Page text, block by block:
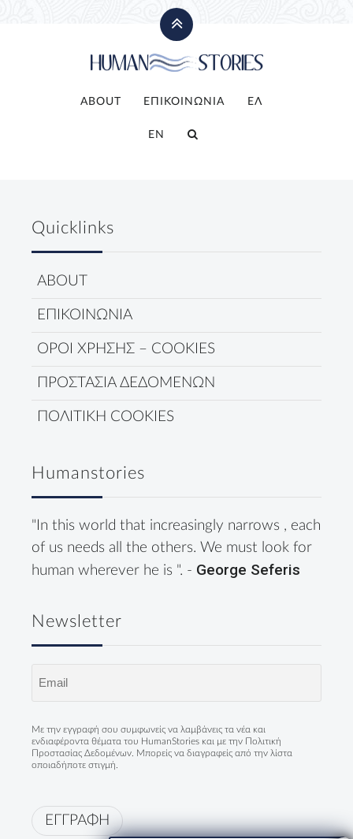
ABOUT ΕΠΙΚΟΙΝΩΝΙΑ ΕΛ
EN
Quicklinks
ABOUT
ΕΠΙΚΟΙΝΩΝΙΑ
ΟΡΟΙ ΧΡΗΣΗΣ – COOKIES
ΠΡΟΣΤΑΣΙΑ ΔΕΔΟΜΕΝΩΝ
ΠΟΛΙΤΙΚΗ COOKIES
Humanstories
"In this world that increasingly narrows , each
of us needs all the others. We must look for
human wherever he is ". - George Seferis
Newsletter
Με την εγγραφή σου συμφωνείς να λαμβάνεις τα νέα και
ενδιαφέροντα θέματα του HumanStories και με την Πολιτική
Προστασίας Δεδομένων . Μπορείς να διαγραφείς από την λίστα
οποιαδήποτε στιγμή.
ΕΓΓΡΑΦΗ